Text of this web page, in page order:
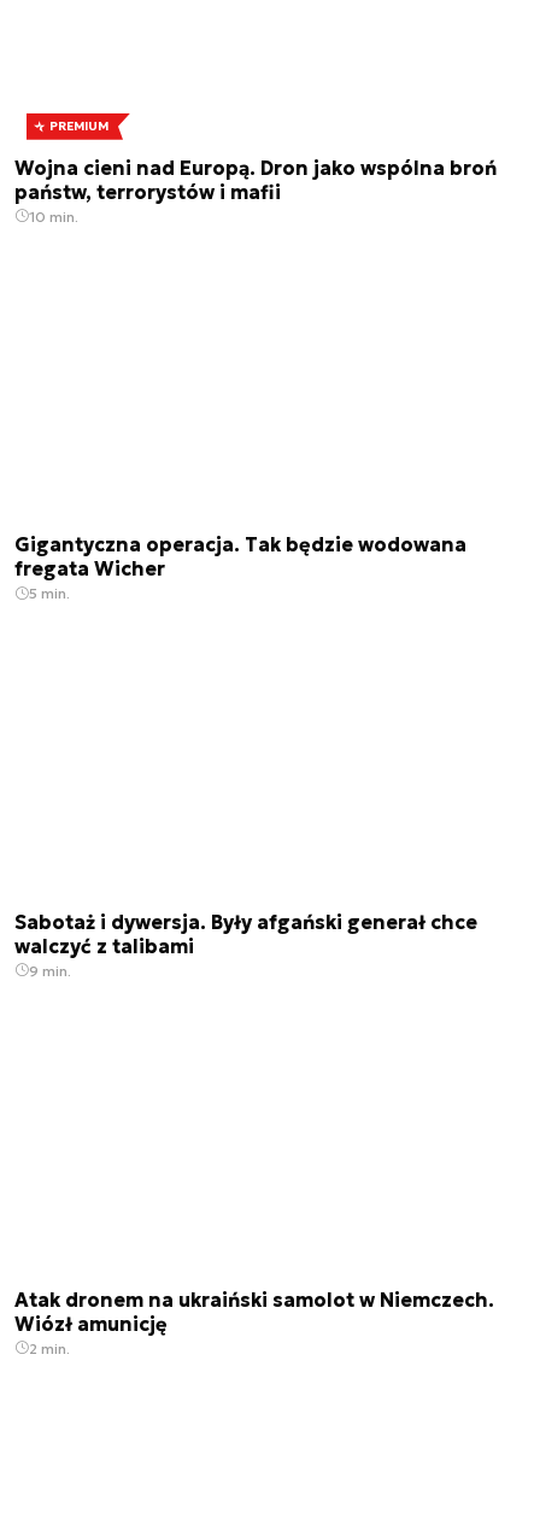
PREMIUM
Wojna cieni nad Europą. Dron jako wspólna broń
państw, terrorystów i mafii
10 min.
Gigantyczna operacja. Tak będzie wodowana
fregata Wicher
5 min.
Sabotaż i dywersja. Były afgański generał chce
walczyć z talibami
9 min.
Atak dronem na ukraiński samolot w Niemczech.
Wiózł amunicję
2 min.